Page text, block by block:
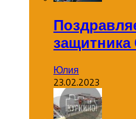
защитника
Юлия
23.02.2023